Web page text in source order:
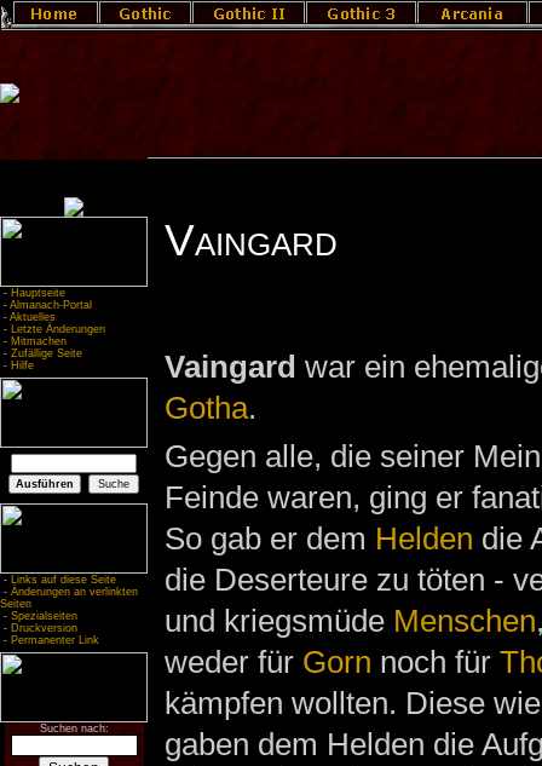
- Hauptseite
- Almanach-Portal
- Aktuelles
- Letzte Änderungen
- Mitmachen
- Zufällige Seite
- Hilfe
- Links auf diese Seite
- Änderungen an verlinkten
Seiten
- Spezialseiten
- Druckversion
- Permanenter Link
Suchen nach:
Vaingard
Vaingard war ein
Gotha.
Gegen alle, die seiner
Feinde waren, ging er
So gab er dem Helden die
die Deserteure zu töten -
und kriegsmüde Menschen
weder für Gorn noch für
kämpfen wollten. Diese
gaben dem Helden die